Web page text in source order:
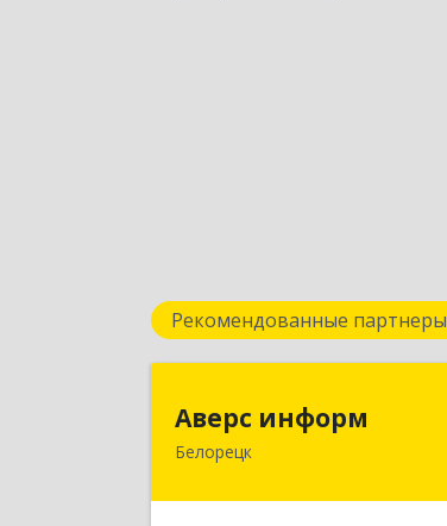
Рекомендованные партнеры
Аверс информ
Белорецк